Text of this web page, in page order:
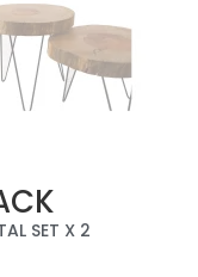
SET X 2